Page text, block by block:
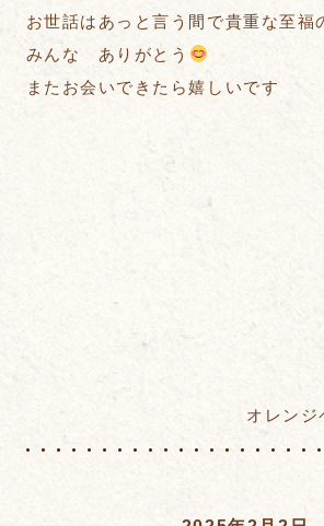
お世話はあっと言う間で貴重な至福
みんな ありがとう
またお会いできたら嬉しいです
オレンジ